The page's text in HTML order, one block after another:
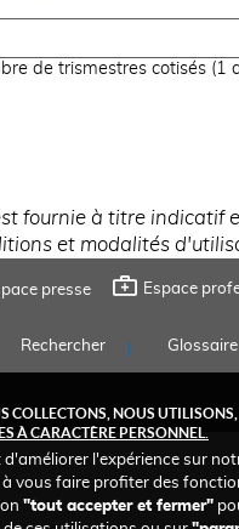
de trismestres cotisés (1
fournie à titre indicatif
et modalités
presse Espace
Rechercher Glossaire
COLLECTONS, NOUS
À CARACTÈRE PERSONNEL.
l'expérience sur
vous faire profiter des
"tout accepter et fermer"